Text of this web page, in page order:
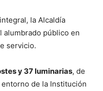
la Alcaldía
alumbrado público en
servicio.
y 37 luminarias, de
de la Institución